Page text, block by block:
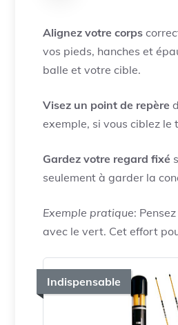
Alignez votre corps
vos pieds, hanches et
balle et votre cible.
Visez un point de repère
exemple, si vous ciblez
Gardez votre regard fixé
seulement à garder la
Exemple pratique:
avec le vert. Cet effort
Indispensable